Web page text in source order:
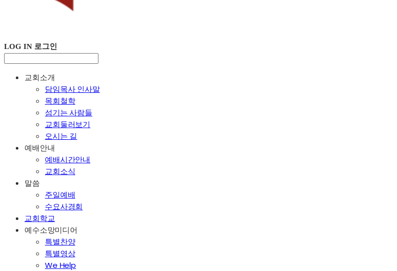
LOG IN 로그인
교회소개
담임목사 인사말
목회철학
섬기는 사람들
교회둘러보기
오시는 길
예배안내
예배시간안내
교회소식
말씀
주일예배
수요사경회
교회학교
예수소망미디어
특별찬양
특별영상
We Help